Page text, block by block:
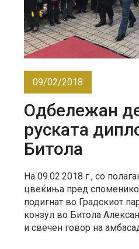
09/02/2018
Одбележан
руската
Битола
На 09.02.2018 г., со
цвеќиња пред
подигнат во Градскиот
конзул во Битола
и свечен говор на